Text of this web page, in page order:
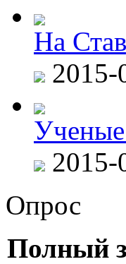
На
2015-
Ученые
2015-
Опрос
Полный